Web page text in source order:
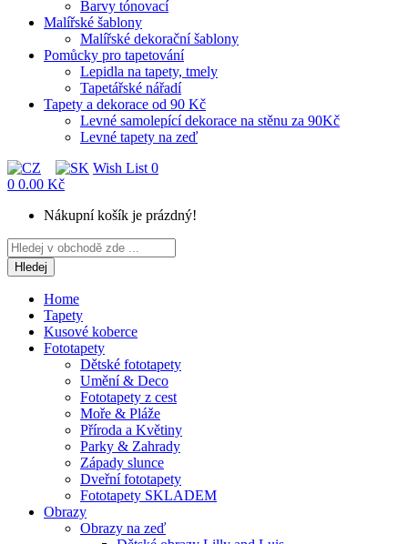
Barvy tónovací
Malířské šablony
Malířské dekorační šablony
Pomůcky pro tapetování
Lepidla na tapety, tmely
Tapetářské nářadí
Tapety a dekorace od 90 Kč
Levné samolepící dekorace na stěnu za 90Kč
Levné tapety na zeď
Wish List 0
0 0.00 Kč
Nákupní košík je prázdný!
Hledej
Home
Tapety
Kusové koberce
Fototapety
Dětské fototapety
Umění & Deco
Fototapety z cest
Moře & Pláže
Příroda a Květiny
Parky & Zahrady
Západy slunce
Dveřní fototapety
Fototapety SKLADEM
Obrazy
Obrazy na zeď